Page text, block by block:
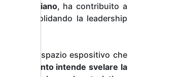
italiano, ha contribuito a
consolidando la leadership
in uno spazio espositivo che
allestimento intende svelare la